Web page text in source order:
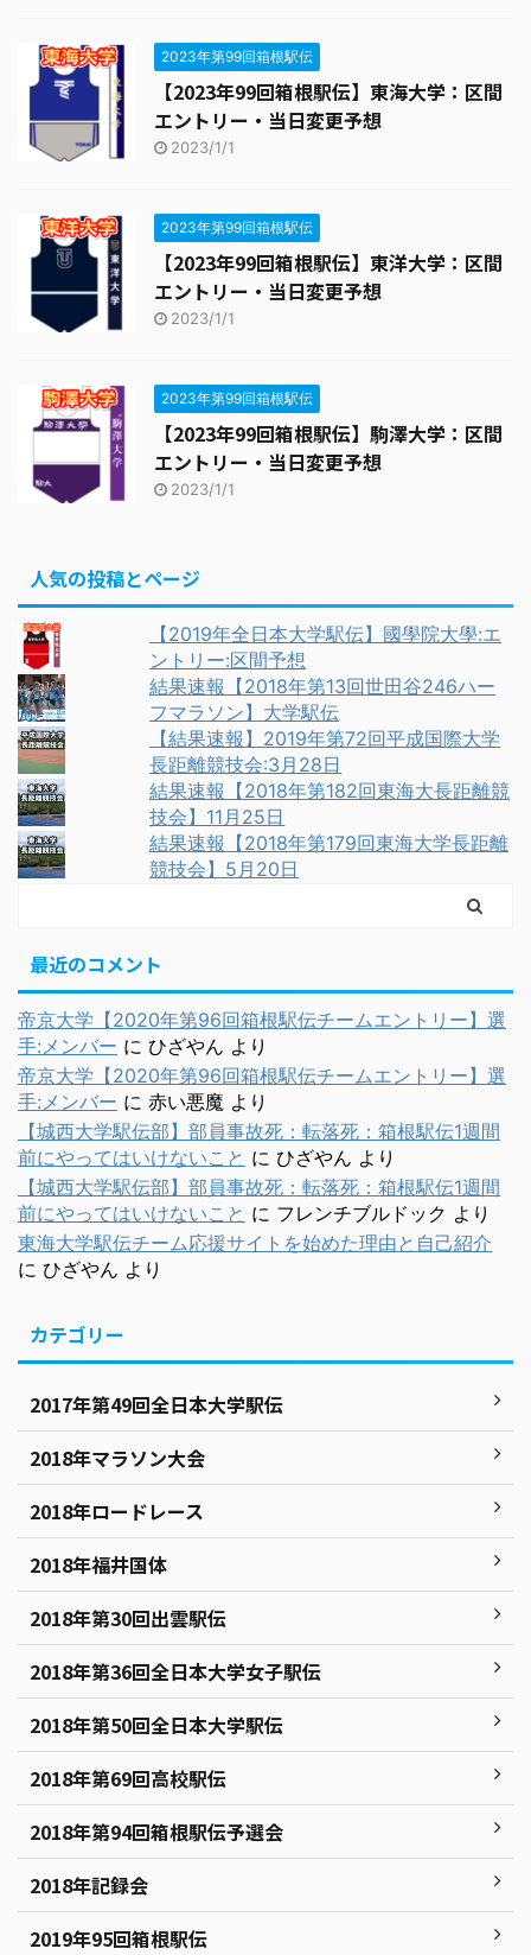
2023年第99回箱根駅伝
【2023年99回箱根駅伝】東海大学：区間
エントリー・当日変更予想
2023/1/1
2023年第99回箱根駅伝
【2023年99回箱根駅伝】東洋大学：区間
エントリー・当日変更予想
2023/1/1
2023年第99回箱根駅伝
【2023年99回箱根駅伝】駒澤大学：区間
エントリー・当日変更予想
2023/1/1
人気の投稿とページ
【2019年全日本大学駅伝】國學院大學:エ
ントリー:区間予想
結果速報【2018年第13回世田谷246ハー
フマラソン】大学駅伝
【結果速報】2019年第72回平成国際大学
長距離競技会:3月28日
結果速報【2018年第182回東海大長距離競
技会】11月25日
結果速報【2018年第179回東海大学長距離
競技会】5月20日
最近のコメント
帝京大学【2020年第96回箱根駅伝チームエントリー】選
手:メンバー に ひざやん より
帝京大学【2020年第96回箱根駅伝チームエントリー】選
手:メンバー に 赤い悪魔 より
【城西大学駅伝部】部員事故死：転落死：箱根駅伝1週間
前にやってはいけないこと に ひざやん より
【城西大学駅伝部】部員事故死：転落死：箱根駅伝1週間
前にやってはいけないこと に フレンチブルドック より
東海大学駅伝チーム応援サイトを始めた理由と自己紹介
に ひざやん より
カテゴリー
2017年第49回全日本大学駅伝
2018年マラソン大会
2018年ロードレース
2018年福井国体
2018年第30回出雲駅伝
2018年第36回全日本大学女子駅伝
2018年第50回全日本大学駅伝
2018年第69回高校駅伝
2018年第94回箱根駅伝予選会
2018年記録会
2019年95回箱根駅伝